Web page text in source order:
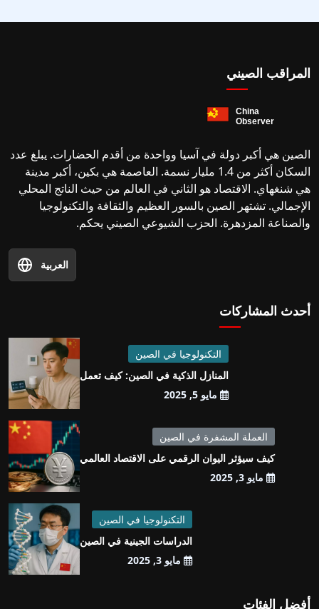
المراقب الصيني
الصين هي أكبر دولة في آسيا وواحدة من أقدم الحضارات. يبلغ عدد
السكان أكثر من 1.4 مليار نسمة. العاصمة هي بكين، أكبر مدينة
هي شنغهاي. الاقتصاد هو الثاني في العالم من حيث الناتج المحلي
الإجمالي. تشتهر الصين بالسور العظيم والثقافة والتكنولوجيا
والصناعة المزدهرة. الحزب الشيوعي الصيني يحكم.
العربية
أحدث المشاركات
التكنولوجيا في الصين
المنازل الذكية في الصين: كيف تعمل
مايو 5, 2025
العملة المشفرة في الصين
كيف سيؤثر اليوان الرقمي على الاقتصاد العالمي
مايو 3, 2025
التكنولوجيا في الصين
الدراسات الجينية في الصين
مايو 3, 2025
أفضل الفئات